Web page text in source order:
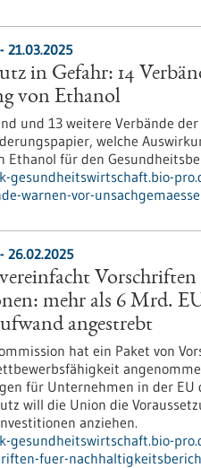
in Gefahr: 14
von Ethanol
und 13 weitere Verbände
welche
Ethanol für den
gesundheitswirtschaft.bio-
warnen-vor-
26.02.2025
mehr als 6 Mrd.
angestrebt
hat ein Paket von
für Unternehmen in der
will die Union die
anziehen.
gesundheitswirtschaft.bio-
fuer-